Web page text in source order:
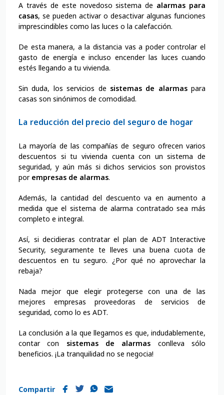
A través de este novedoso sistema de alarmas para
casas, se pueden activar o desactivar algunas funciones
imprescindibles como las luces o la calefacción.
De esta manera, a la distancia vas a poder controlar el
gasto de energía e incluso encender las luces cuando
estés llegando a tu vivienda.
Sin duda, los servicios de sistemas de alarmaspara
casas son sinónimos de comodidad.
La reducción del precio del seguro de hogar
La mayoría de las compañías de seguro ofrecen varios
descuentos si tu vivienda cuenta con un sistema de
seguridad, y aún más si dichos servicios son provistos
porempresas de alarmas.
Además, la cantidad del descuento va en aumento a
medida que el sistema de alarma contratado sea más
completo e integral.
Así, si decidieras contratar el plan de ADT Interactive
Security, seguramente te lleves una buena cuota de
descuentos en tu seguro. ¿Por qué no aprovechar la
rebaja?
Nada mejor que elegir protegerse con una de las
mejores empresas proveedoras de servicios de
seguridad, como lo es ADT.
La conclusión a la que llegamos es que, indudablemente,
contar con sistemas de alarmas conlleva sólo
beneficios. ¡La tranquilidad no se negocia!
Compartir